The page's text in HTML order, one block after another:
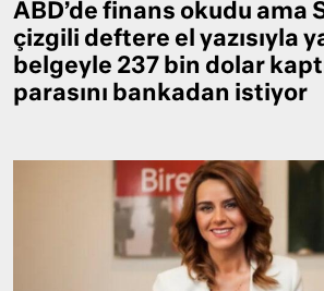
ABD’de finans okudu ama
çizgili deftere el yazısıyla
belgeyle 237 bin dolar
parasını bankadan istiyor